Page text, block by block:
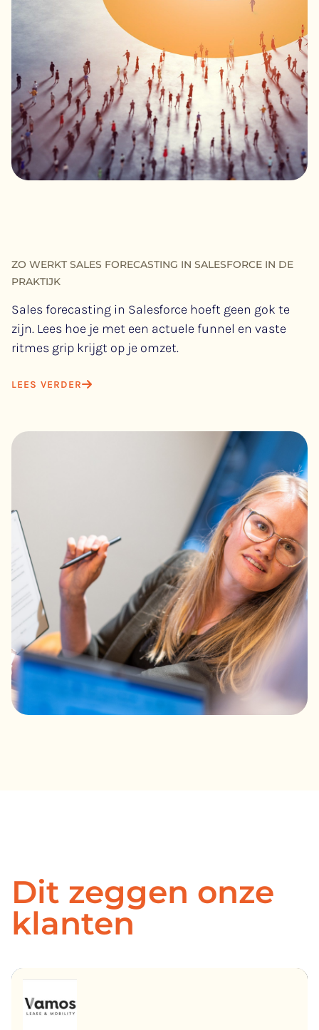
ZO WERKT SALES FORECASTING IN SALESFORCE IN DE
PRAKTIJK
Sales forecasting in Salesforce hoeft geen gok te
zijn. Lees hoe je met een actuele funnel en vaste
ritmes grip krijgt op je omzet.
LEES VERDER
Dit zeggen onze
klanten